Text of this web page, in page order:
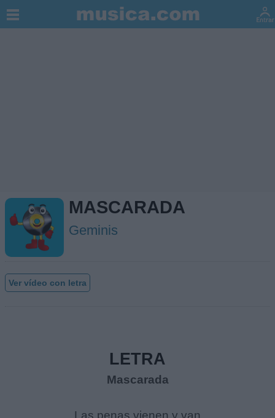
MASCARADA
Geminis
Ver vídeo con letra
LETRA
Mascarada